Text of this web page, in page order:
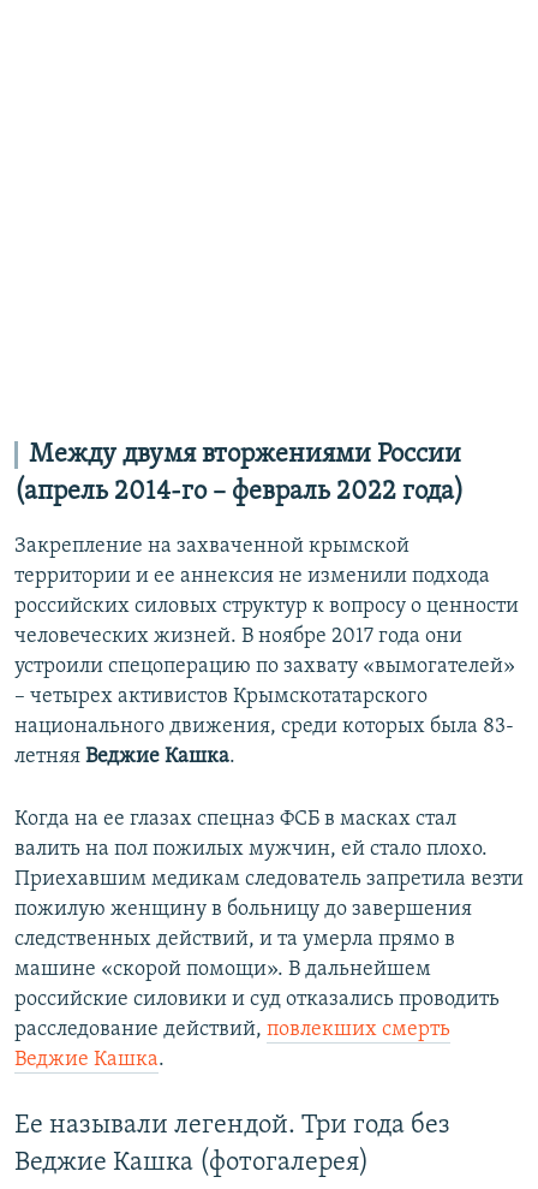
Между двумя вторжениями России
(апрель 2014-го – февраль 2022 года)
Закрепление на захваченной крымской
территории и ее аннексия не изменили подхода
российских силовых структур к вопросу о ценности
человеческих жизней. В ноябре 2017 года они
устроили спецоперацию по захвату «вымогателей»
– четырех активистов Крымскотатарского
национального движения, среди которых была 83-
летняя Веджие Кашка.
Когда на ее глазах спецназ ФСБ в масках стал
валить на пол пожилых мужчин, ей стало плохо.
Приехавшим медикам следователь запретила везти
пожилую женщину в больницу до завершения
следственных действий, и та умерла прямо в
машине «скорой помощи». В дальнейшем
российские силовики и суд отказались проводить
расследование действий, повлекших смерть
Веджие Кашка.
Ее называли легендой. Три года без
Веджие Кашка (фотогалерея)